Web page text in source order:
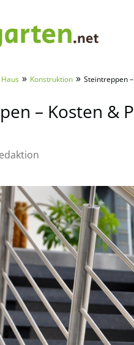
Haus » Konstruktion » Steintreppen
– Kosten &